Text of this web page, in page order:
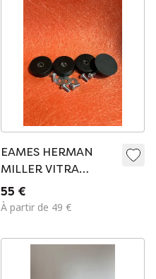
EAMES HERMAN
MILLER VITRA
SHOCKMOUNT
EVANS
55 €
À partir de 49 €